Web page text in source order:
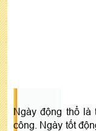
Ngày động thổ là
công. Ngày tốt